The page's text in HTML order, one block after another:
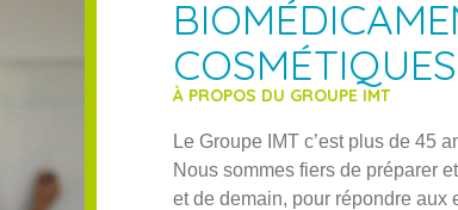
COSMÉTIQUES
À PROPOS DU GROUPE IMT
Le Groupe IMT c’est plus de 45
Nous sommes fiers de préparer
et de demain, pour répondre aux